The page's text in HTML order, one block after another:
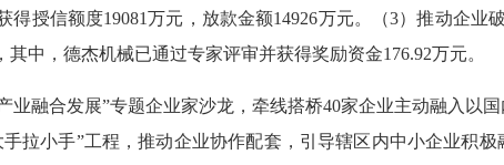
授信额度19081万元，放款金额14926万元。（3）推动企业
中，德杰机械已通过专家评审并获得奖励资金176.92万元。
融合发展”专题企业家沙龙，牵线搭桥40家企业主动融入以
拉小手”工程，推动企业协作配套，引导辖区内中小企业积